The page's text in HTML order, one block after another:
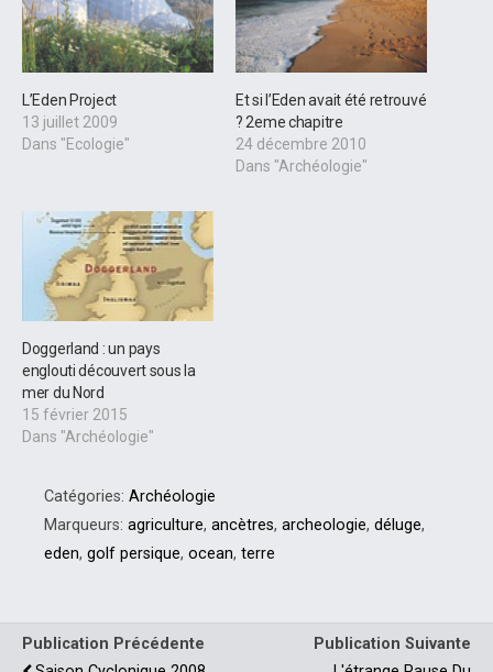
L’Eden Project
13 juillet 2009
Dans "Ecologie"
Et si l’Eden avait été retrouvé
? 2eme chapitre
24 décembre 2010
Dans "Archéologie"
Doggerland : un pays
englouti découvert sous la
mer du Nord
15 février 2015
Dans "Archéologie"
Catégories: Archéologie
Marqueurs: agriculture, ancètres, archeologie, déluge,
eden, golf persique, ocean, terre
Publication Précédente
Publication Suivante